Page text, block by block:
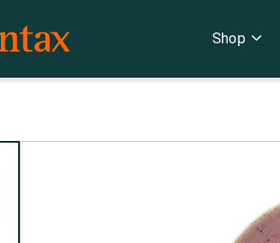
Shop expand_more